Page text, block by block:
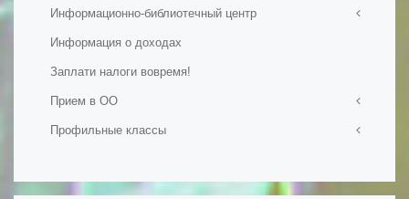
Информационно-библиотечный центр
Визитная карточка
Мероприятия в ИБЦ
Официальные документы
Сохранение фонда ИБЦ
Информация о доходах
Заплати налоги вовремя!
Прием в ОО
Прием в первый класс
Набор в 10-е классы
Профильные классы
Профильные психолого-педагогические классы